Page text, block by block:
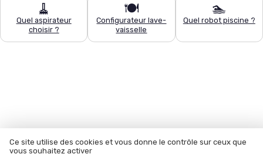
🧹
Quel aspirateur
choisir ?
🍽️
Configurateur lave-
vaisselle
🏊
Quel robot piscine ?
Ce site utilise des cookies et vous donne le contrôle sur ceux que
vous souhaitez activer